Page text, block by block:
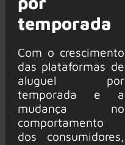
temporada
Com o crescimento
das plataformas de
aluguel por
temporada e a
mudança no
comportamento
dos consumidores,